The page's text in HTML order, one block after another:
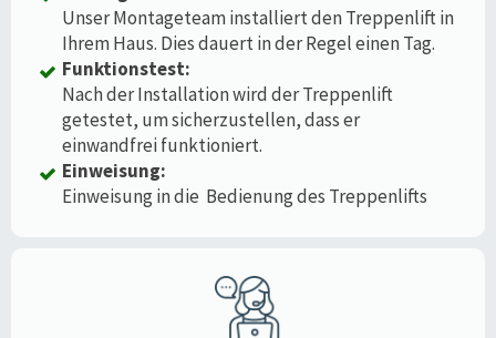
Unser Montageteam installiert den Treppenlift in
Ihrem Haus. Dies dauert in der Regel einen Tag.
Funktionstest:
Nach der Installation wird der Treppenlift
getestet, um sicherzustellen, dass er
einwandfrei funktioniert.
Einweisung:
Einweisung in die Bedienung des Treppenlifts